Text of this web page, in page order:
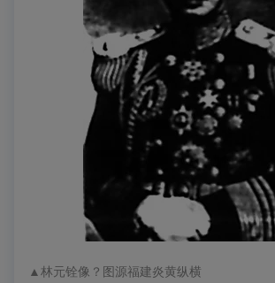
▲ 林元铨像 ？图源福建炎黄纵横